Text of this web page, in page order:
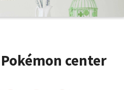
center